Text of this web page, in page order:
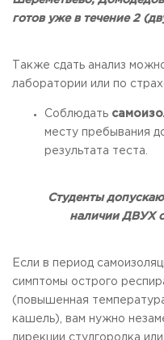
готов уже в течение 2
Также сдать анализ
лаборатории или по
Соблюдать
месту пребывания
результата теста.
Студенты
наличииДВУХ
Если в период
симптомы острого
(повышенная
кашель), вам нужно
дирекции студгородка или